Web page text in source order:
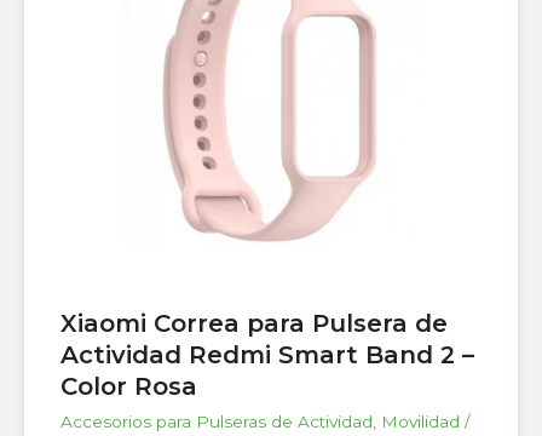
Xiaomi Correa para Pulsera de
Actividad Redmi Smart Band 2 –
Color Rosa
Accesorios para Pulseras de Actividad, Movilidad /